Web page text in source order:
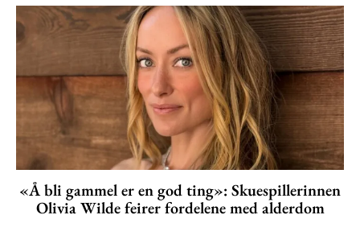
«Å bli gammel er en god ting»: Skuespillerinnen
Olivia Wilde feirer fordelene med alderdom